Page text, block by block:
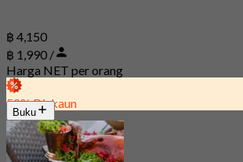
฿ 4,150
฿ 1,990 /
Harga NET per orang
52% Diskaun
Buku